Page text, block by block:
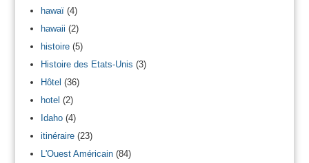
hawaï(4)
hawaii (2)
histoire(5)
Histoire des Etats-Unis (3)
Hôtel (36)
hotel (2)
Idaho(4)
itinéraire(23)
L'Ouest Américain(84)